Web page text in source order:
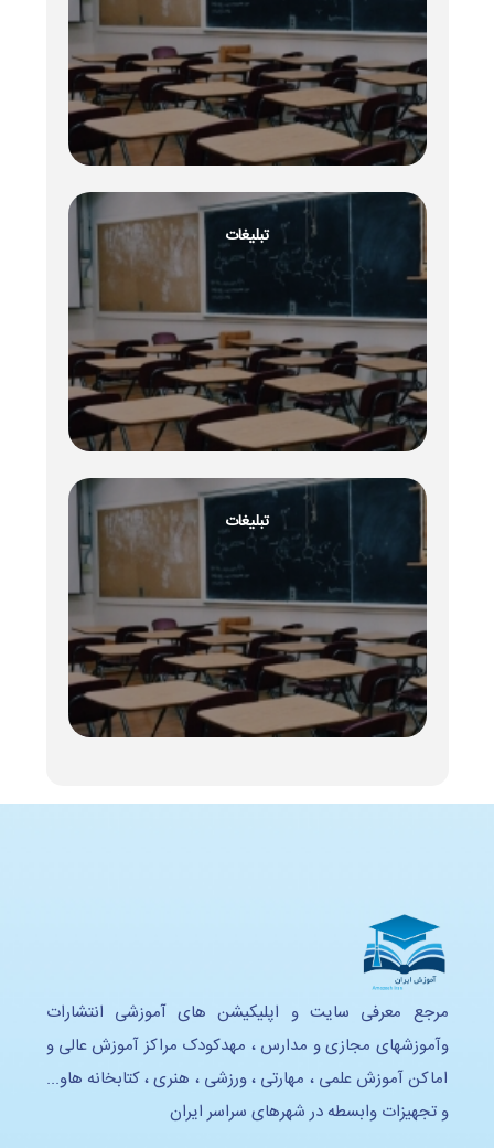
تبلیغات
تبلیغات
مرجع معرفی سایت و اپلیکیشن های آموزشی انتشارات
وآموزشهای مجازی و مدارس ، مهدکودک مراکز آموزش عالی و
اماکن آموزش علمی ، مهارتی ، ورزشی ، هنری ، کتابخانه هاو...
و تجهیزات وابسطه در شهرهای سراسر ایران